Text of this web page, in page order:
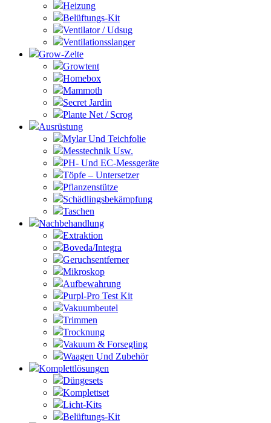
Heizung
Belüftungs-Kit
Ventilator / Udsug
Ventilationsslanger
Grow-Zelte
Growtent
Homebox
Mammoth
Secret Jardin
Plante Net / Scrog
Ausrüstung
Mylar Und Teichfolie
Messtechnik Usw.
PH- Und EC-Messgeräte
Töpfe – Untersetzer
Pflanzenstütze
Schädlingsbekämpfung
Taschen
Nachbehandlung
Extraktion
Boveda/Integra
Geruchsentferner
Mikroskop
Aufbewahrung
Purpl-Pro Test Kit
Vakuumbeutel
Trimmen
Trocknung
Vakuum & Forsegling
Waagen Und Zubehör
Komplettlösungen
Düngesets
Komplettset
Licht-Kits
Belüftungs-Kit